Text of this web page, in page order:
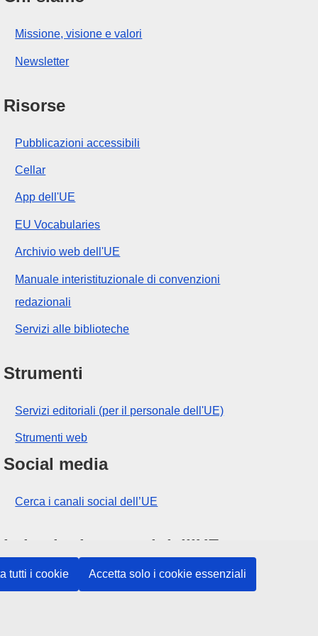
tutti i cookie Accetta solo i cookie essenziali
Missione, visione e valori
Newsletter
Risorse
Pubblicazioni accessibili
Cellar
App dell'UE
EU Vocabularies
Archivio web dell'UE
Manuale interistituzionale di convenzioni
redazionali
Servizi alle biblioteche
Strumenti
Servizi editoriali (per il personale dell'UE)
Strumenti web
Social media
Cerca i canali social dell’UE
Istituzioni e organi dell’UE